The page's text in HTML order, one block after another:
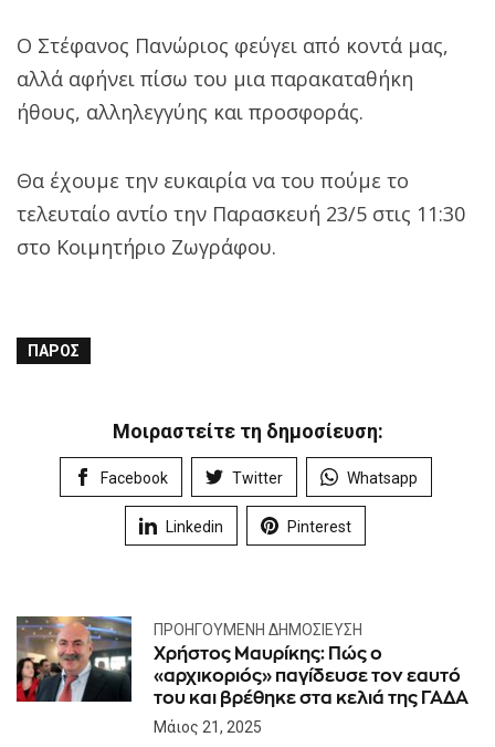
Ο Στέφανος Πανώριος φεύγει από κοντά μας,
αλλά αφήνει πίσω του μια παρακαταθήκη
ήθους, αλληλεγγύης και προσφοράς.
Θα έχουμε την ευκαιρία να του πούμε το
τελευταίο αντίο την Παρασκευή 23/5 στις 11:30
στο Κοιμητήριο Ζωγράφου.
ΠΆΡΟΣ
Μοιραστείτε τη δημοσίευση:
Facebook Twitter Whatsapp
Linkedin Pinterest
ΠΡΟΗΓΟΎΜΕΝΗ ΔΗΜΟΣΊΕΥΣΗ
Χρήστος Μαυρίκης: Πώς ο
«αρχικοριός» παγίδευσε τον εαυτό
του και βρέθηκε στα κελιά της ΓΑΔΑ
Μάιος 21, 2025